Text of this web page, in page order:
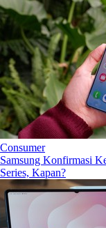
Consumer
Samsung Konfirmasi
Series, Kapan?